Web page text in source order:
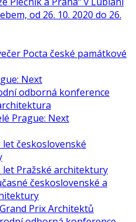
od 26. 10. 2020 do 26.
Pocta české památkové
Next
odborná konference
Prague: Next
let československé
let Pražské architektury
československé a
Prix Architektů